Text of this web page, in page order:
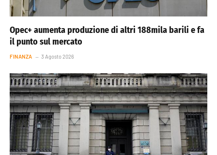
Opec+ aumenta produzione di altri 188mila barili e fa
il punto sul mercato
FINANZA 3 Agosto 2026